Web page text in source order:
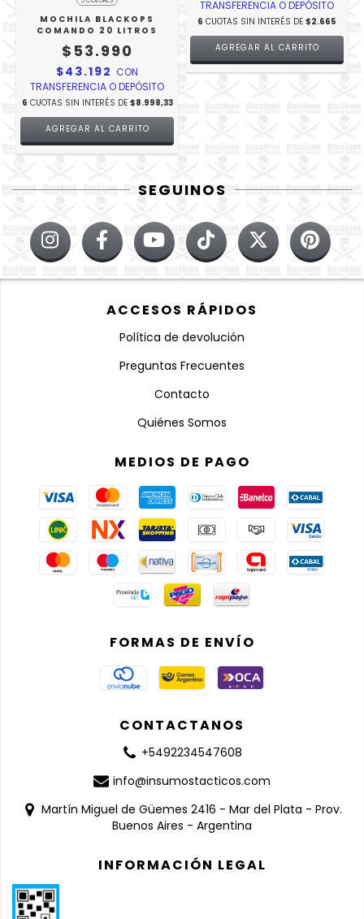
MOCHILA BLACKOPS
COMANDO 20 LITROS
$53.990
$43.192 CON
TRANSFERENCIA O DEPÓSITO
6 CUOTAS SIN INTERÉS DE $8.998,33
AGREGAR AL CARRITO
TRANSFERENCIA O DEPÓSITO
6 CUOTAS SIN INTERÉS DE $2.665
AGREGAR AL CARRITO
SEGUINOS
ACCESOS RÁPIDOS
Política de devolución
Preguntas Frecuentes
Contacto
Quiénes Somos
MEDIOS DE PAGO
FORMAS DE ENVÍO
CONTACTANOS
+5492234547608
info@insumostacticos.com
Martín Miguel de Güemes 2416 - Mar del Plata - Prov.
Buenos Aires - Argentina
INFORMACIÓN LEGAL